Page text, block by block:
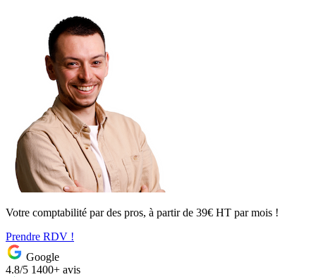
Votre comptabilité par des pros, à partir de 39€ HT par mois !
Prendre RDV !
Google
4.8/5 1400+ avis